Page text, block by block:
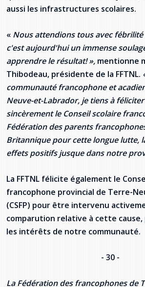
aussi les infrastructures scolaires.
« Nous attendions tous avec fébrilité
c'est aujourd'hui un immense
apprendre le résultat! », mentionne
Thibodeau, présidente de la FFTNL.
communauté francophone et
Neuve-et-Labrador, je tiens à
sincèrement le Conseil scolaire
Fédération des parents
Britannique pour cette longue lutte,
effets positifs jusque dans notre
La FFTNL félicite également le
francophone provincial de Terre-
(CSFP) pour être intervenu
comparution relative à cette
les intérêts de notre communauté.
- 30 -
La Fédération des francophones de